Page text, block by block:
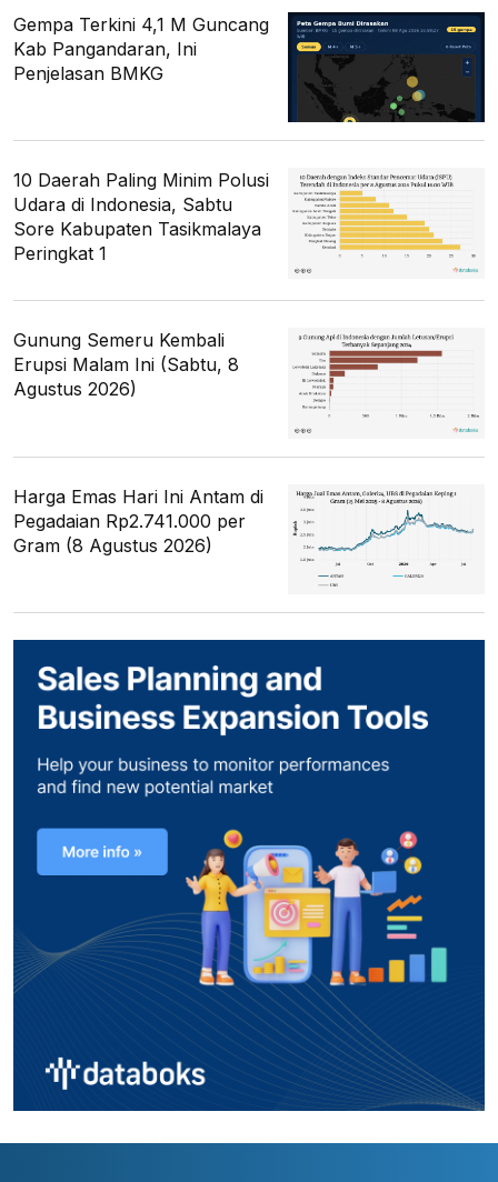
Gempa Terkini 4,1 M Guncang
Kab Pangandaran, Ini
Penjelasan BMKG
10 Daerah Paling Minim Polusi
Udara di Indonesia, Sabtu
Sore Kabupaten Tasikmalaya
Peringkat 1
Gunung Semeru Kembali
Erupsi Malam Ini (Sabtu, 8
Agustus 2026)
Harga Emas Hari Ini Antam di
Pegadaian Rp2.741.000 per
Gram (8 Agustus 2026)